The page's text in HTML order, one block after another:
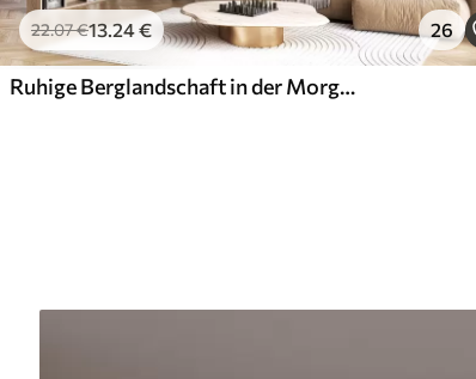
22.07€13.24€ 26
Ruhige Berglandschaft in der Morgendämmerung mit leichtem Nebel vor einem Waldhintergrund